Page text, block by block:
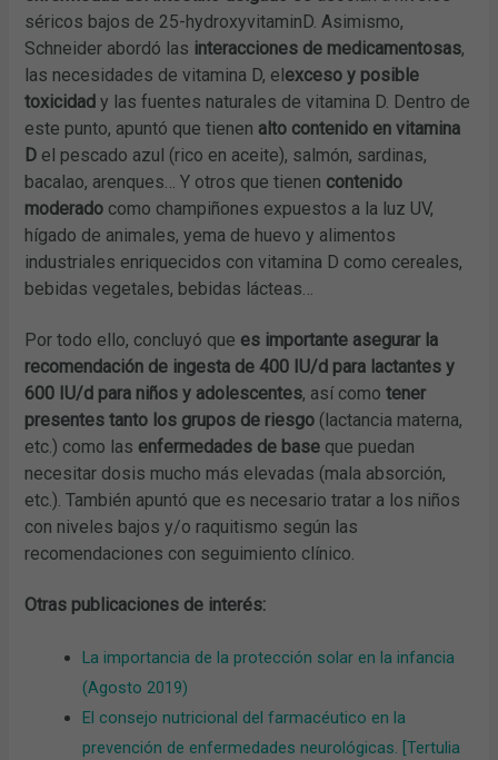
séricos bajos de 25-hydroxyvitaminD. Asimismo,
Schneider abordó las interacciones de medicamentosas,
las necesidades de vitamina D, elexceso y posible
toxicidad y las fuentes naturales de vitamina D. Dentro de
este punto, apuntó que tienen alto contenido en vitamina
D el pescado azul (rico en aceite), salmón, sardinas,
bacalao, arenques… Y otros que tienen contenido
moderado como champiñones expuestos a la luz UV,
hígado de animales, yema de huevo y alimentos
industriales enriquecidos con vitamina D como cereales,
bebidas vegetales, bebidas lácteas…
Por todo ello, concluyó que es importante asegurar la
recomendación de ingesta de 400 IU/d para lactantes y
600 IU/d para niños y adolescentes, así comotener
presentes tanto los grupos de riesgo (lactancia materna,
etc.) como las enfermedades de base que puedan
necesitar dosis mucho más elevadas (mala absorción,
etc.). También apuntó que es necesario tratar a los niños
con niveles bajos y/o raquitismo según las
recomendaciones con seguimiento clínico.
Otras publicaciones de interés:
La importancia de la protección solar en la infancia
(Agosto 2019)
El consejo nutricional del farmacéutico en la
prevención de enfermedades neurológicas. [Tertulia